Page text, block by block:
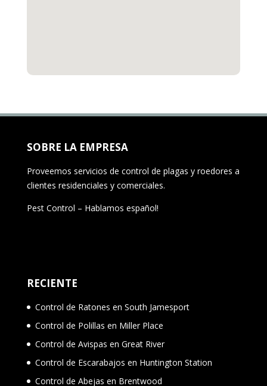
SOBRE LA EMPRESA
Proveemos servicios de control de plagas y roedores a
clientes residenciales y comerciales.
Pest Control – Hablamos español!
RECIENTE
Control de Ratones en South Jamesport
Control de Polillas en Miller Place
Control de Avispas en Great River
Control de Escarabajos en Huntington Station
Control de Abejas en Brentwood